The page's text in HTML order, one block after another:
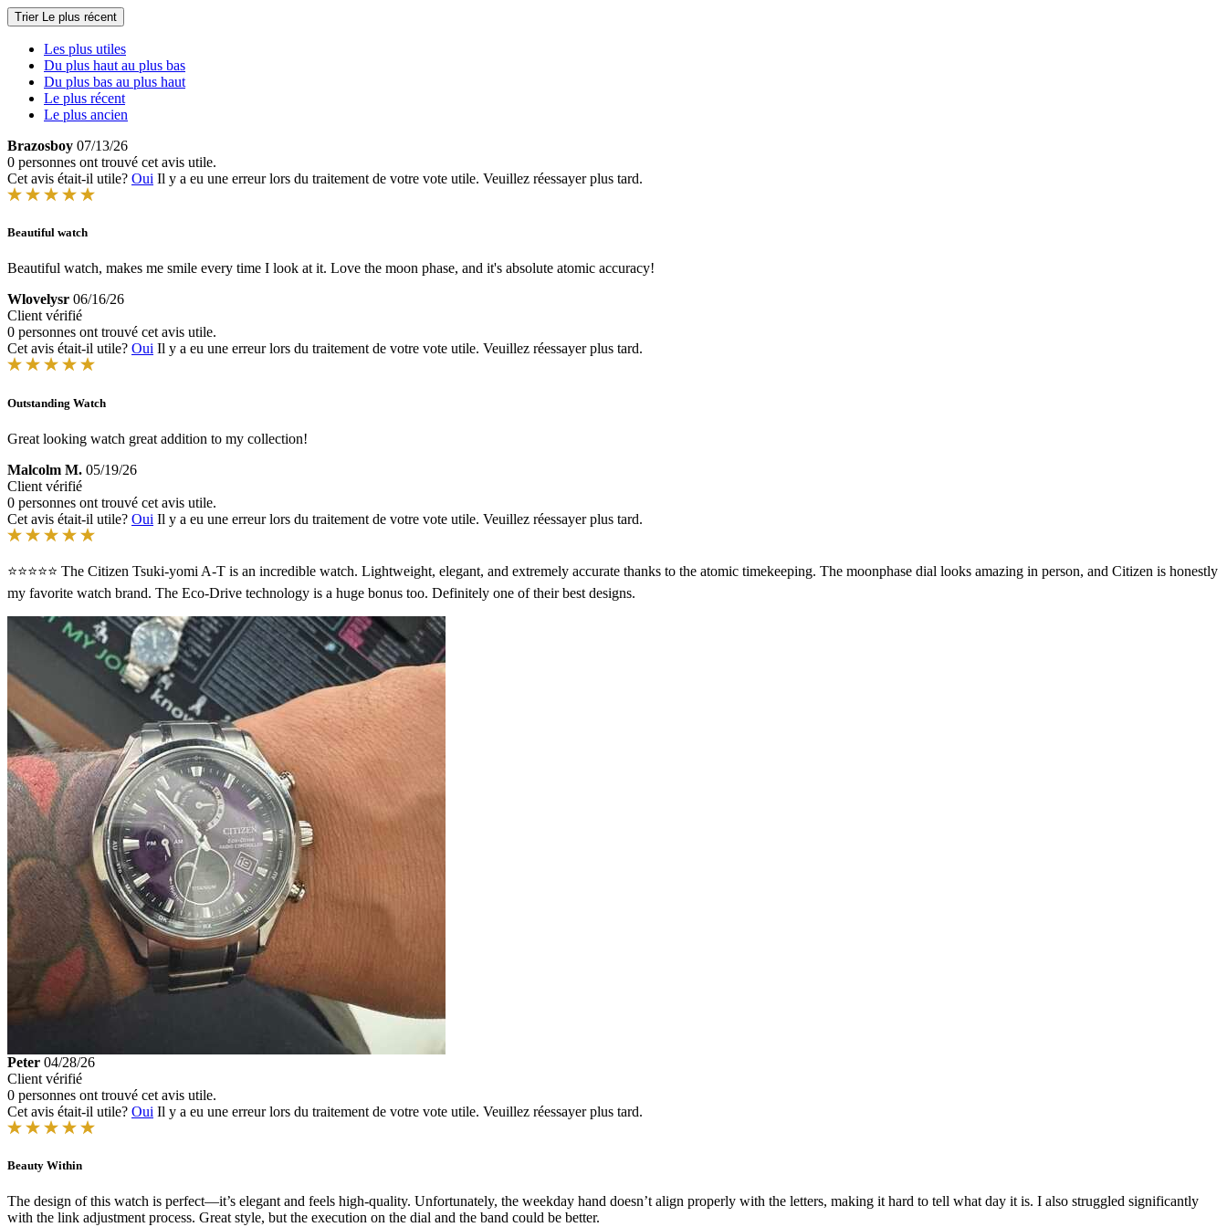
Trier Le plus récent
Les plus utiles
Du plus haut au plus bas
Du plus bas au plus haut
Le plus récent
Le plus ancien
Brazosboy 07/13/26
0 personnes ont trouvé cet avis utile.
Cet avis était-il utile? Oui Il y a eu une erreur lors du traitement de votre vote utile. Veuillez réessayer plus tard.
Beautiful watch
Beautiful watch, makes me smile every time I look at it. Love the moon phase, and it's absolute atomic accuracy!
Wlovelysr 06/16/26
Client vérifié
0 personnes ont trouvé cet avis utile.
Cet avis était-il utile? Oui Il y a eu une erreur lors du traitement de votre vote utile. Veuillez réessayer plus tard.
Outstanding Watch
Great looking watch great addition to my collection!
Malcolm M. 05/19/26
Client vérifié
0 personnes ont trouvé cet avis utile.
Cet avis était-il utile? Oui Il y a eu une erreur lors du traitement de votre vote utile. Veuillez réessayer plus tard.
⭐⭐⭐⭐⭐ The Citizen Tsuki-yomi A-T is an incredible watch. Lightweight, elegant, and extremely accurate thanks to the atomic timekeeping. The moonphase dial looks amazing in person, and Citizen is honestly
my favorite watch brand. The Eco-Drive technology is a huge bonus too. Definitely one of their best designs.
Peter 04/28/26
Client vérifié
0 personnes ont trouvé cet avis utile.
Cet avis était-il utile? Oui Il y a eu une erreur lors du traitement de votre vote utile. Veuillez réessayer plus tard.
Beauty Within
The design of this watch is perfect—it’s elegant and feels high-quality. Unfortunately, the weekday hand doesn’t align properly with the letters, making it hard to tell what day it is. I also struggled significantly
with the link adjustment process. Great style, but the execution on the dial and the band could be better.